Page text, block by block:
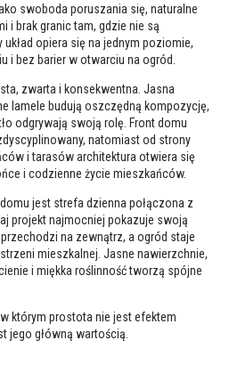
swoboda poruszania się, naturalne
i brak granic tam, gdzie nie są
układ opiera się na jednym poziomie,
i bez barier w otwarciu na ogród.
zwarta i konsekwentna. Jasna
lamele budują oszczędną kompozycję,
odgrywają swoją rolę. Front domu
natomiast od strony
i tarasów architektura otwiera się
i codzienne życie mieszkańców.
jest strefa dzienna połączona z
projekt najmocniej pokazuje swoją
przechodzi na zewnątrz, a ogród staje
mieszkalnej. Jasne nawierzchnie,
i miękka roślinność tworzą spójne
którym prostota nie jest efektem
jego główną wartością.